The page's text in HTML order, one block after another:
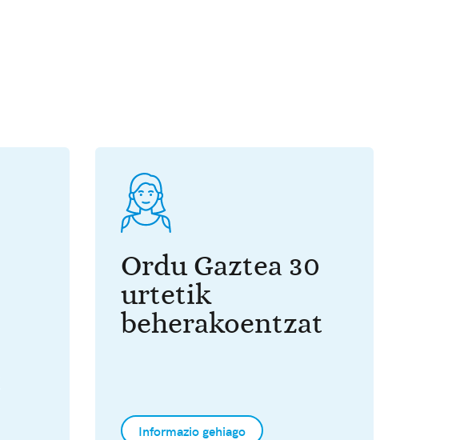
Ordu Gaztea 30
urtetik
beherakoentzat
Informazio gehiago